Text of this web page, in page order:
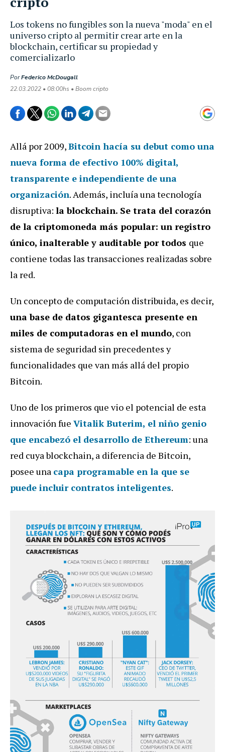
Los tokens no fungibles son la nueva "moda" en el
universo cripto al permitir crear arte en la
blockchain, certificar su propiedad y
comercializarlo
PorFederico McDougall
22.03.2022 • 08:00hs • Boom cripto
Allá por 2009,Bitcoin hacía su debut como una
nueva forma de efectivo 100% digital,
transparente e independiente de una
organización. Además, incluía una tecnología
disruptiva: la blockchain. Se trata del corazón
de la criptomoneda más popular: un registro
único, inalterable y auditable por todos que
contiene todas las transacciones realizadas sobre
la red.
Un concepto de computación distribuida, es decir,
una base de datos gigantesca presente en
miles de computadoras en el mundo, con
sistema de seguridad sin precedentes y
funcionalidades que van más allá del propio
Bitcoin.
Uno de los primeros que vio el potencial de esta
innovación fue Vitalik Buterim, el niño genio
que encabezó el desarrollo de Ethereum: una
red cuya blockchain, a diferencia de Bitcoin,
posee una capa programable en la que se
puede incluir contratos inteligentes.